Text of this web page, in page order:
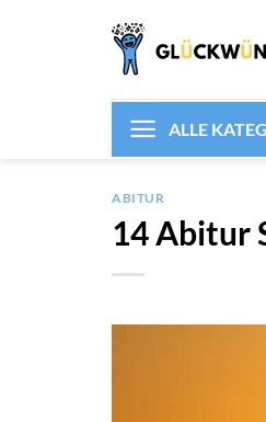
ALLE
ABITUR
14 Abitur